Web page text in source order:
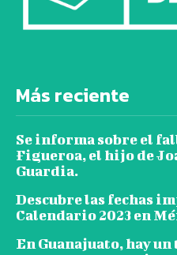
Más reciente
Se informa sobre el
Figueroa, el hijo de
Guardia.
Descubre las fechas
Calendario 2023 en
En Guanajuato, hay